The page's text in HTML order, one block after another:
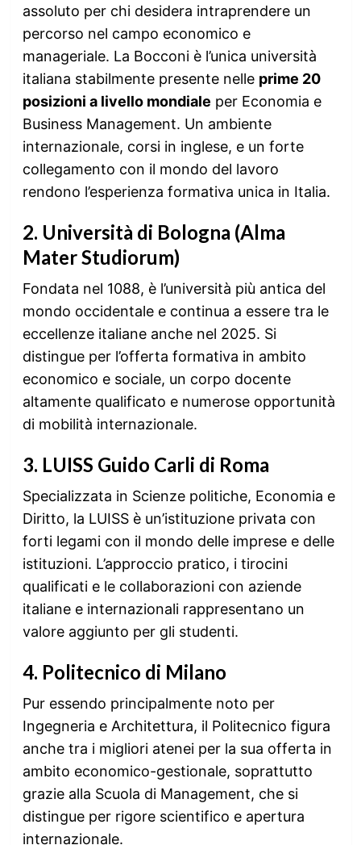
assoluto per chi desidera intraprendere un
percorso nel campo economico e
manageriale. La Bocconi è l’unica università
italiana stabilmente presente nelle prime 20
posizioni a livello mondiale per Economia e
Business Management. Un ambiente
internazionale, corsi in inglese, e un forte
collegamento con il mondo del lavoro
rendono l’esperienza formativa unica in Italia.
2. Università di Bologna (Alma
Mater Studiorum)
Fondata nel 1088, è l’università più antica del
mondo occidentale e continua a essere tra le
eccellenze italiane anche nel 2025. Si
distingue per l’offerta formativa in ambito
economico e sociale, un corpo docente
altamente qualificato e numerose opportunità
di mobilità internazionale.
3. LUISS Guido Carli di Roma
Specializzata in Scienze politiche, Economia e
Diritto, la LUISS è un’istituzione privata con
forti legami con il mondo delle imprese e delle
istituzioni. L’approccio pratico, i tirocini
qualificati e le collaborazioni con aziende
italiane e internazionali rappresentano un
valore aggiunto per gli studenti.
4. Politecnico di Milano
Pur essendo principalmente noto per
Ingegneria e Architettura, il Politecnico figura
anche tra i migliori atenei per la sua offerta in
ambito economico-gestionale, soprattutto
grazie alla Scuola di Management, che si
distingue per rigore scientifico e apertura
internazionale.